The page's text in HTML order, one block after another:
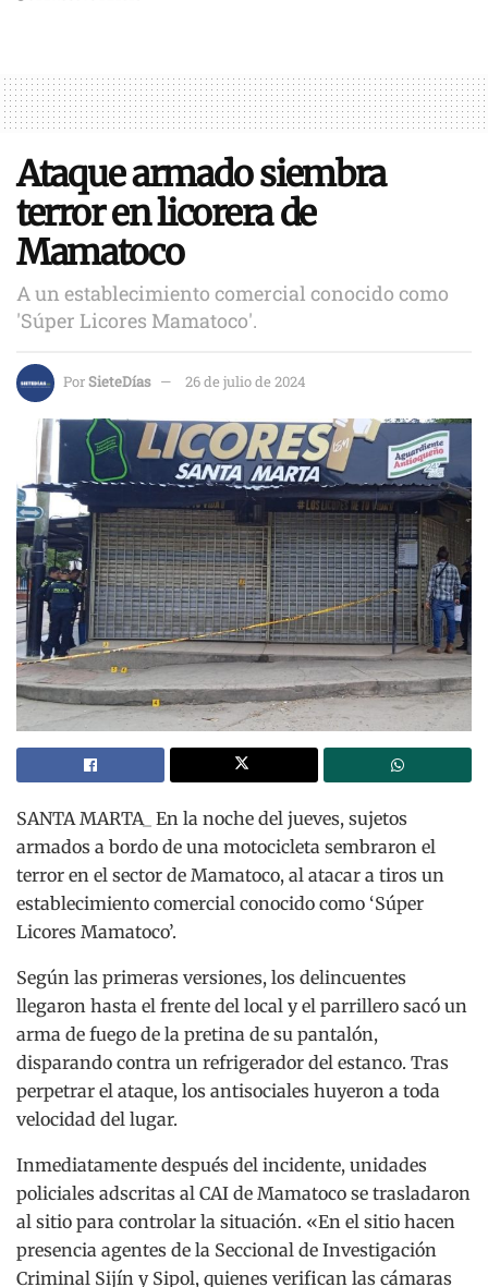
Ataque armado siembra
terror en licorera de
Mamatoco
A un establecimiento comercial conocido como
'Súper Licores Mamatoco'.
PorSieteDías 26 de julio de 2024
SANTA MARTA_ En la noche del jueves, sujetos
armados a bordo de una motocicleta sembraron el
terror en el sector de Mamatoco, al atacar a tiros un
establecimiento comercial conocido como ‘Súper
Licores Mamatoco’.
Según las primeras versiones, los delincuentes
llegaron hasta el frente del local y el parrillero sacó un
arma de fuego de la pretina de su pantalón,
disparando contra un refrigerador del estanco. Tras
perpetrar el ataque, los antisociales huyeron a toda
velocidad del lugar.
Inmediatamente después del incidente, unidades
policiales adscritas al CAI de Mamatoco se trasladaron
al sitio para controlar la situación. «En el sitio hacen
presencia agentes de la Seccional de Investigación
Criminal Sijín y Sipol, quienes verifican las cámaras